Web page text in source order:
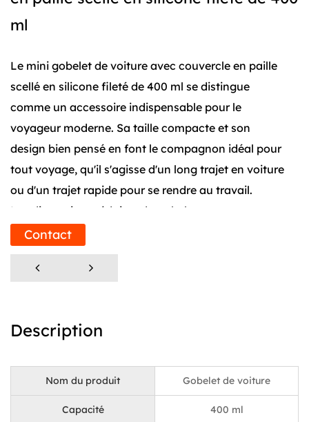
ml
Le mini gobelet de voiture avec couvercle en paille
scellé en silicone fileté de 400 ml se distingue
comme un accessoire indispensable pour le
voyageur moderne. Sa taille compacte et son
design bien pensé en font le compagnon idéal pour
tout voyage, qu'il s'agisse d'un long trajet en voiture
ou d'un trajet rapide pour se rendre au travail.
Les dimensions réduites du gobelet ne sont pas
seulement une question d'esthétique ; ils
témoignent de sa portabilité. La capacité de 400 ml
est suffisante pour la plupart des boissons, et la
poche, garantissant que votre boisson reste à
seulement à réduire l’encombrement, mais
également à améliorer l’expérience utilisateur. La
taille du gobelet est soigneusement calibrée pour
Contact
Description
Nom du produit Gobelet de voiture
Capacité 400 ml